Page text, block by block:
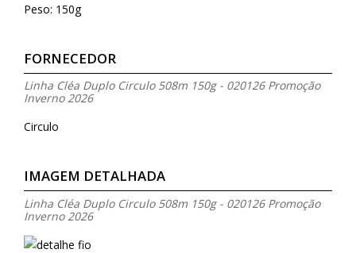
Peso: 150g
FORNECEDOR
Linha Cléa Duplo Circulo 508m 150g - 020126 Promoção
Inverno 2026
Circulo
IMAGEM DETALHADA
Linha Cléa Duplo Circulo 508m 150g - 020126 Promoção
Inverno 2026